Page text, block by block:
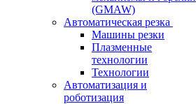
(GMAW)
Автоматическая резка
Машины резки
Плазменные
технологии
Технологии
Автоматизация и
роботизация